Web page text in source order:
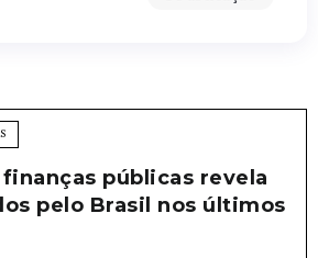
públicas revela
pelo Brasil nos últimos